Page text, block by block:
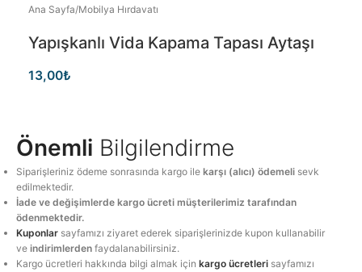
Ana Sayfa/Mobilya Hırdavatı
Yapışkanlı Vida Kapama Tapası Aytaşı
13,00₺
Önemli Bilgilendirme
Siparişleriniz ödeme sonrasında kargo ilekarşı (alıcı) ödemeli sevk
edilmektedir.
İade ve değişimlerde kargo ücreti müşterilerimiz tarafından
ödenmektedir.
Kuponlar sayfamızı ziyaret ederek siparişlerinizde kupon kullanabilir
veindirimlerden faydalanabilirsiniz.
Kargo ücretleri hakkında bilgi almak içinkargo ücretleri sayfamızı